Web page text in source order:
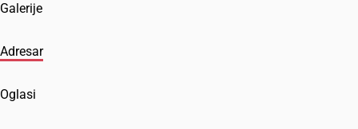
Galerije
Adresar
Oglasi